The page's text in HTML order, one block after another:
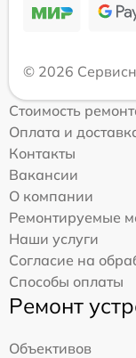
© 2026
Стоимость
Оплата и
Контакты
Вакансии
О компании
Ремонтируемые
Наши услуги
Согласие на
Способы оплаты
Ремонт
Объективов